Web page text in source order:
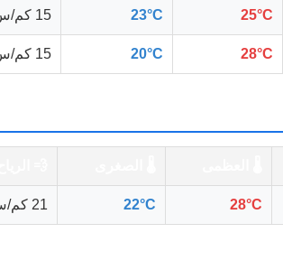
25°C
23°C 15 كم/س
28°C
20°C 15 كم/س
28°C
22°C 21 كم/س